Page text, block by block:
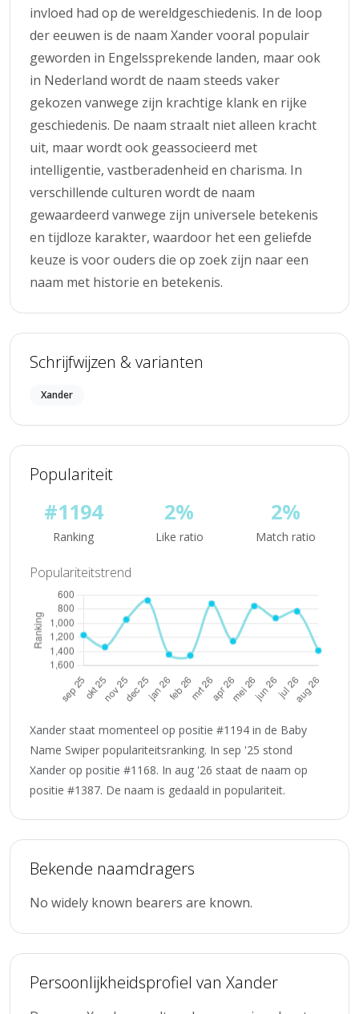
invloed had op de wereldgeschiedenis. In de loop
der eeuwen is de naam Xander vooral populair
geworden in Engelssprekende landen, maar ook
in Nederland wordt de naam steeds vaker
gekozen vanwege zijn krachtige klank en rijke
geschiedenis. De naam straalt niet alleen kracht
uit, maar wordt ook geassocieerd met
intelligentie, vastberadenheid en charisma. In
verschillende culturen wordt de naam
gewaardeerd vanwege zijn universele betekenis
en tijdloze karakter, waardoor het een geliefde
keuze is voor ouders die op zoek zijn naar een
naam met historie en betekenis.
Schrijfwijzen & varianten
Xander
Populariteit
#1194
Ranking
2%
Like ratio
2%
Match ratio
Populariteitstrend
Xander staat momenteel op positie #1194 in de Baby
Name Swiper populariteitsranking. In sep '25 stond
Xander op positie #1168. In aug '26 staat de naam op
positie #1387. De naam is gedaald in populariteit.
Bekende naamdragers
No widely known bearers are known.
Persoonlijkheidsprofiel van Xander